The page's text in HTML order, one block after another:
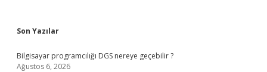
Sidebar
Son Yazılar
Bilgisayar programcılığı DGS nereye geçebilir ?
Ağustos 6, 2026